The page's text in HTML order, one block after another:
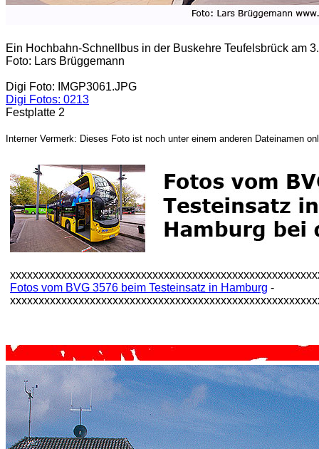
Ein Hochbahn-Schnellbus in der Buskehre Teufelsbrück am
Foto: Lars Brüggemann
Digi Foto: IMGP3061.JPG
Digi Fotos: 0213
Festplatte 2
Interner Vermerk: Dieses Foto ist noch unter einem anderen Dateinamen
Fotos vom BVG 3576 beim Testeinsatz in Hamburg -